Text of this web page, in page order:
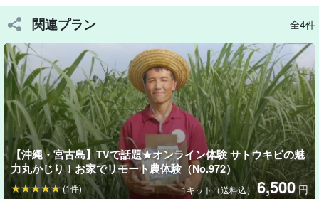
でいきます。
験収穫する軽作業ですので、女性の方でもお楽しみいただけま
す。
収穫したてのサトウキビを生かじりすれば、本来の甘さを味わう
ことができます。
関連プラン 全4件
【沖縄・宮古島】TVで話題★オンライン体験 サトウキビの魅
力丸かじり！お家でリモート農体験（No.972）
1キット（送料込）6,500 円
(1件)